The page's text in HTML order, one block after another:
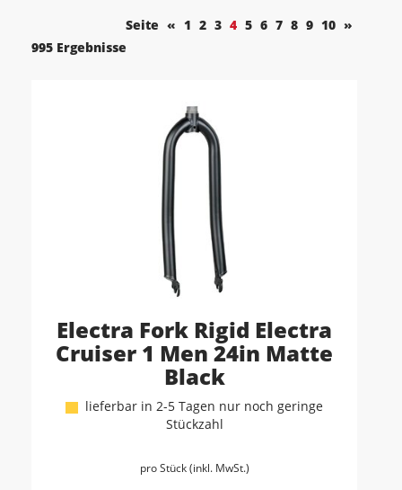
Seite « 1 2 3 4 5 6 7 8 9 10 »
995 Ergebnisse
Electra Fork Rigid Electra
Cruiser 1 Men 24in Matte
Black
lieferbar in 2-5 Tagen nur noch geringe
Stückzahl
pro Stück (inkl. MwSt.)